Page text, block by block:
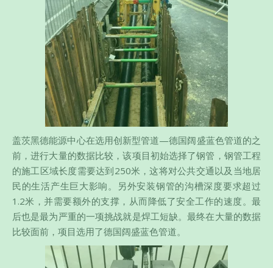
盖茨黑德能源中心在选用创新型管道—德国阔盛蓝色管道的之
前，进行大量的数据比较，该项目初始选择了钢管，钢管工程
的施工区域长度需要达到250米，这将对公共交通以及当地居
民的生活产生巨大影响。另外安装钢管的沟槽深度要求超过
1.2米，并需要额外的支撑，从而降低了安全工作的速度。最
后也是最为严重的一项挑战就是焊工短缺。最终在大量的数据
比较面前，项目选用了德国阔盛蓝色管道。